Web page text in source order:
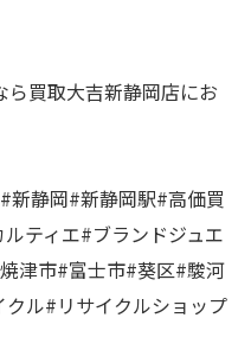
買取大吉新静岡店にお
静岡#新静岡駅#高価買
ティエ#ブランドジュエ
津市#富士市#葵区#駿河
ル#リサイクルショップ